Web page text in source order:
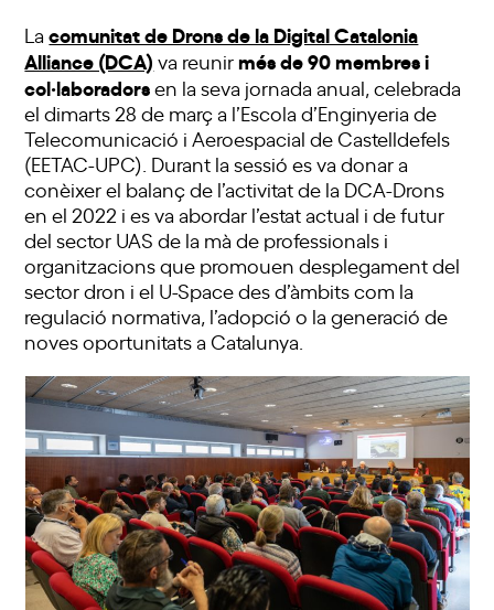
Lacomunitat de Drons de la Digital Catalonia
Alliance (DCA) va reunirmés de 90 membres i
col·laboradorsen la seva jornada anual, celebrada
el dimarts 28 de març a l’Escola d’Enginyeria de
Telecomunicació i Aeroespacial de Castelldefels
(EETAC-UPC). Durant la sessió es va donar a
conèixer el balanç de l’activitat de la DCA-Drons
en el 2022 i es va abordar l’estat actual i de futur
del sector UAS de la mà de professionals i
organitzacions que promouen desplegament del
sector dron i el U-Space des d’àmbits com la
regulació normativa, l’adopció o la generació de
noves oportunitats a Catalunya.